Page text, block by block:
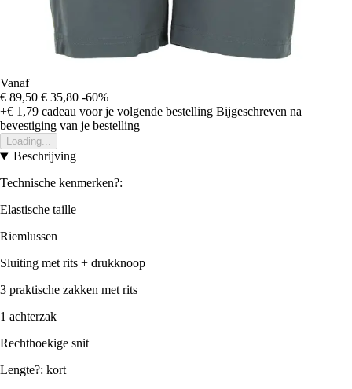
Vanaf
€ 89,50 € 35,80 -60%
+€ 1,79 cadeau voor je volgende bestelling Bijgeschreven na
bevestiging van je bestelling
Loading...
Beschrijving
Technische kenmerken?:
Elastische taille
Riemlussen
Sluiting met rits + drukknoop
3 praktische zakken met rits
1 achterzak
Rechthoekige snit
Lengte?: kort